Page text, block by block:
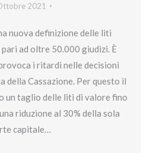
2021
nuova definizione delle liti
ad oltre 50.000 giudizi. È
i ritardi nelle decisioni
della Cassazione. Per questo il
un taglio delle liti di valore fino
riduzione al 30% della sola
capitale…